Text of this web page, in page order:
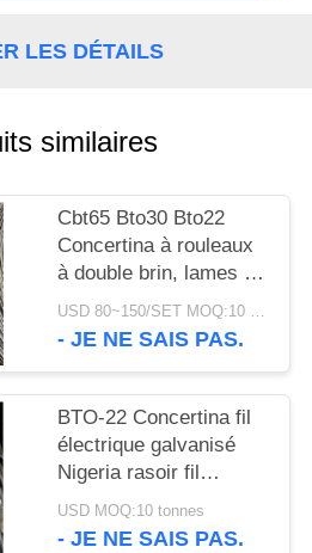
LES DÉTAILS
similaires
Cbt65 Bto30 Bto22
Concertina à rouleaux
à double brin, lames de
rasoir, fil barbelé
USD 80~150/SET MOQ:10 tonnes
- JE NE SAIS PAS.
BTO-22 Concertina fil
électrique galvanisé
Nigeria rasoir fil
barbelé rasoir fil prix
par rouleau
USD MOQ:10 tonnes
- JE NE SAIS PAS.